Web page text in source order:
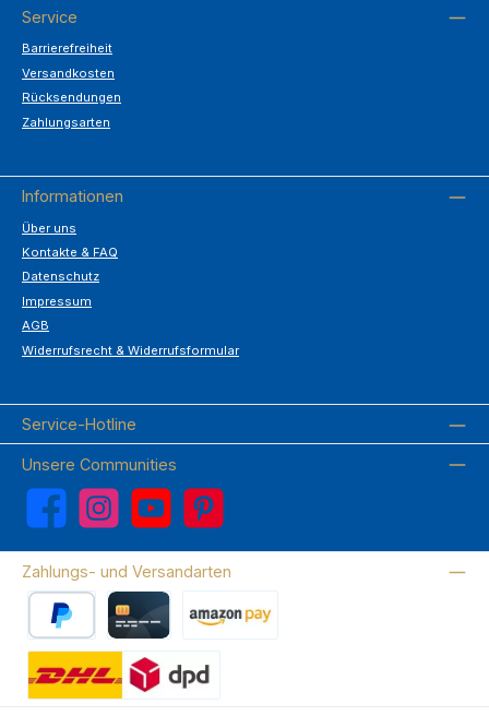
Service
Barrierefreiheit
Versandkosten
Rücksendungen
Zahlungsarten
Informationen
Über uns
Kontakte & FAQ
Datenschutz
Impressum
AGB
Widerrufsrecht & Widerrufsformular
Service-Hotline
Unsere Communities
Facebook Instagram YouTube Pinterest
Zahlungs- und Versandarten